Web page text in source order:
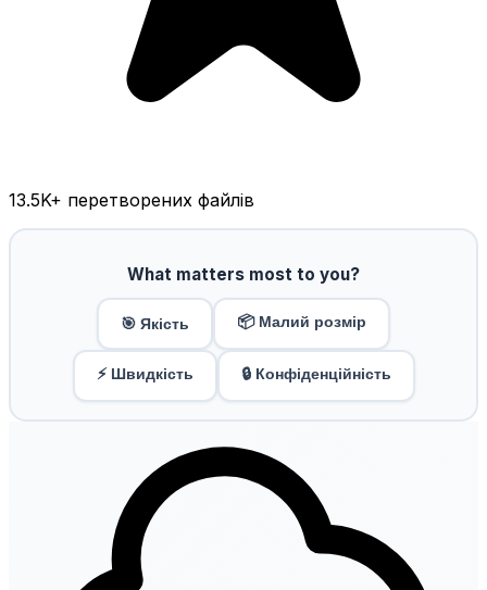
13.5K+ перетворених файлів
What matters most to you?
🎯 Якість 📦 Малий розмір
⚡ Швидкість 🔒 Конфіденційність